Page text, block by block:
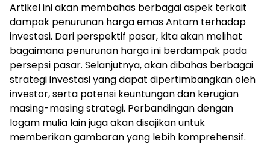
Artikel ini akan membahas berbagai aspek terkait
dampak penurunan harga emas Antam terhadap
investasi. Dari perspektif pasar, kita akan melihat
bagaimana penurunan harga ini berdampak pada
persepsi pasar. Selanjutnya, akan dibahas berbagai
strategi investasi yang dapat dipertimbangkan oleh
investor, serta potensi keuntungan dan kerugian
masing-masing strategi. Perbandingan dengan
logam mulia lain juga akan disajikan untuk
memberikan gambaran yang lebih komprehensif.